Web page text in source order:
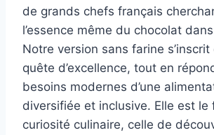
de grands chefs français
l’essence même du chocolat
Notre version sans farine
quête d’excellence, tout en
besoins modernes d’une
diversifiée et inclusive. Elle est le
curiosité culinaire, celle de